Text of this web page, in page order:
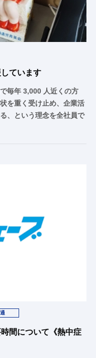
ています
毎年 3,000 人近くの方
を重く受け止め、企業活
、という理念を全社員で
間について《熱中症